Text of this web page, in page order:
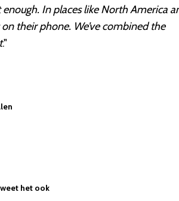
In places like North America
their phone. We’ve combined the
."
het ook